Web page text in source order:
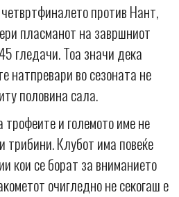
против Нант,
пласманот на завршниот
гледачи. Тоа значи дека
натпревари во сезоната не
половина сала.
и големото име не
трибини. Клубот има повеќе
кои се борат за вниманието
очигледно не секогаш е